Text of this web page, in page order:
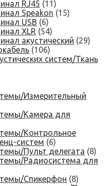
RJ45 (11)
Speakon (15)
USB (6)
XLR (54)
акустический (29)
(106)
систем/Ткань
Измерительный
Камера для
Контрольное
систем (6)
Пульт делегата (8)
Радиосистема для
Спикерфон (8)